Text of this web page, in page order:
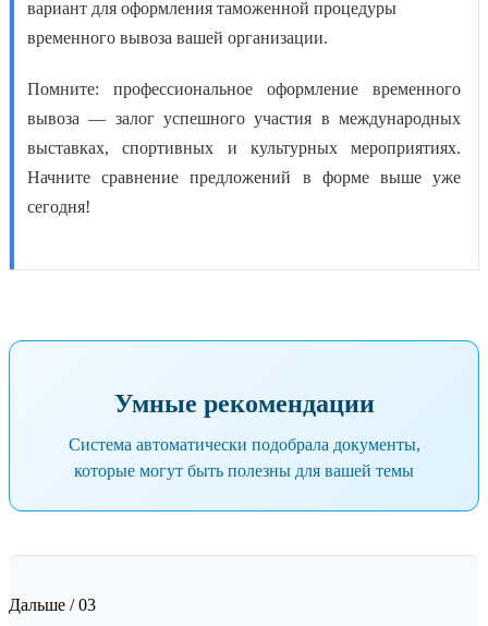
вариант для оформления таможенной процедуры
временного вывоза вашей организации.
Помните: профессиональное оформление временного
вывоза — залог успешного участия в международных
выставках, спортивных и культурных мероприятиях.
Начните сравнение предложений в форме выше уже
сегодня!
Умные рекомендации
Система автоматически подобрала документы,
которые могут быть полезны для вашей темы
Дальше / 03